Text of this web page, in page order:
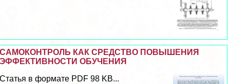
САМОКОНТРОЛЬ КАК СРЕДСТВО ПОВЫШЕНИЯ
ЭФФЕКТИВНОСТИ ОБУЧЕНИЯ
Статья в формате PDF 98 KB...